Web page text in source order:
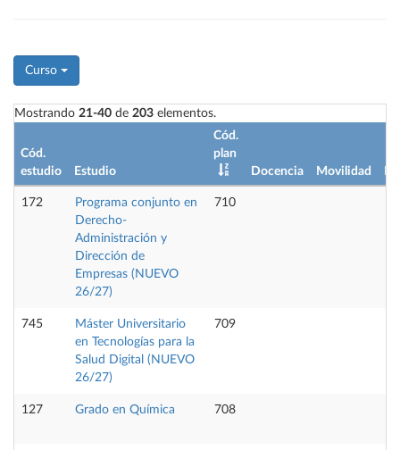
Curso
Mostrando 21-40 de 203 elementos.
Cód.
estudio
Estudio
Cód.
plan
Docencia
Movilidad
172
Programa conjunto en
Derecho-
Administración y
Dirección de
Empresas (NUEVO
26/27)
710
745
Máster Universitario
en Tecnologías para la
Salud Digital (NUEVO
26/27)
709
127 Grado en Química 708